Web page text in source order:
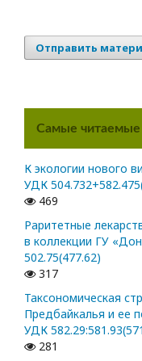
Отправить
Самые читаемые
К экологии нового
УДК
469
Раритетные
в коллекции ГУ
502.75(477.62)
317
Таксономическая
Предбайкалья и ее
УДК
281